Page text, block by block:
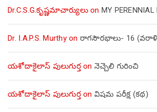
Dr.C.S.G.కృష్ణమాచార్యులుon MY PERENNIAL
Dr. I.A.P.S. Murthyon రాగసౌరభాలు- 16
యశోదాకైలాస్ పులుగుర్తon నెచ్చెలి గురించి
యశోదాకైలాస్ పులుగుర్తon విషమ పరీక్ష (క‌థ‌)